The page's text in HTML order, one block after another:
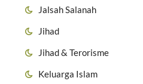
Jalsah Salanah
Jihad
Jihad & Terorisme
Keluarga Islam